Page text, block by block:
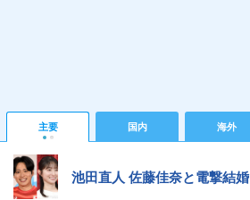
主要 国内 海外
池田直人 佐藤佳奈と電撃結婚